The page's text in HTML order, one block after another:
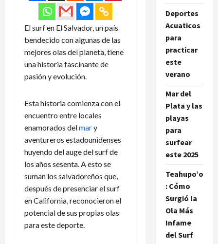
El surf en El Salvador, un país
bendecido con algunas de las
mejores olas del planeta, tiene
una historia fascinante de
pasión y evolución.
Esta historia comienza con el
encuentro entre locales
enamorados delmary
aventureros estadounidenses
huyendo del auge del surf de
los años sesenta. A esto se
suman los salvadoreños que,
después de presenciar el surf
en California, reconocieron el
potencial de sus propias olas
para este deporte.
Deportes
Acuaticos
para
practicar
este
verano
Mar del
Plata y las
playas
para
surfear
este 2025
Teahupo’o
: Cómo
Surgió la
Ola Más
Infame
del Surf